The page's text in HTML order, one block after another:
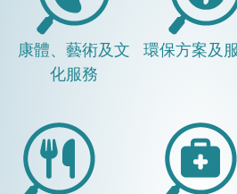
康體、藝術及文
化服務
環保方案及